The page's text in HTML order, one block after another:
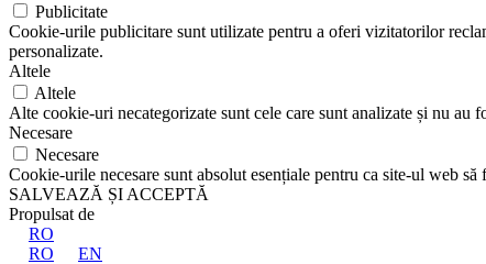
Publicitate
Cookie-urile publicitare sunt utilizate pentru a oferi vizitatorilor
personalizate.
Altele
Altele
Alte cookie-uri necategorizate sunt cele care sunt analizate și nu au
Necesare
Necesare
Cookie-urile necesare sunt absolut esențiale pentru ca site-ul web
SALVEAZĂ ȘI ACCEPTĂ
Propulsat de
RO
RO
EN